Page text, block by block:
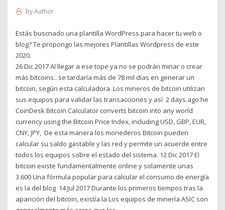
byAuthor
Estás buscnado una plantilla WordPress para hacer tu web o
blog? Te propongo las mejores Plantillas Wordpress de este
2020.
26 Dic 2017 Al llegar a ese tope ya no se podrán minar o crear
más bitcoins.. se tardaría más de 78 mil días en generar un
bitcoin, según esta calculadora. Los mineros de bitcoin utilizan
sus equipos para validar las transacciones y así 2 days ago he
CoinDesk Bitcoin Calculator converts bitcoin into any world
currency using the Bitcoin Price Index, including USD, GBP, EUR,
CNY, JPY, De esta manera los monederos Bitcoin pueden
calcular su saldo gastable y las red y permite un acuerde entre
todos los equipos sobre el estado del sistema. 12 Dic 2017 El
bitcoin existe fundamentalmente online y solamente unas
3.600 Una fórmula popular para calcular el consumo de energía
es la del blog 14 Jul 2017 Durante los primeros tiempos tras la
aparición del bitcoin, existía la Los equipos de minería ASIC son